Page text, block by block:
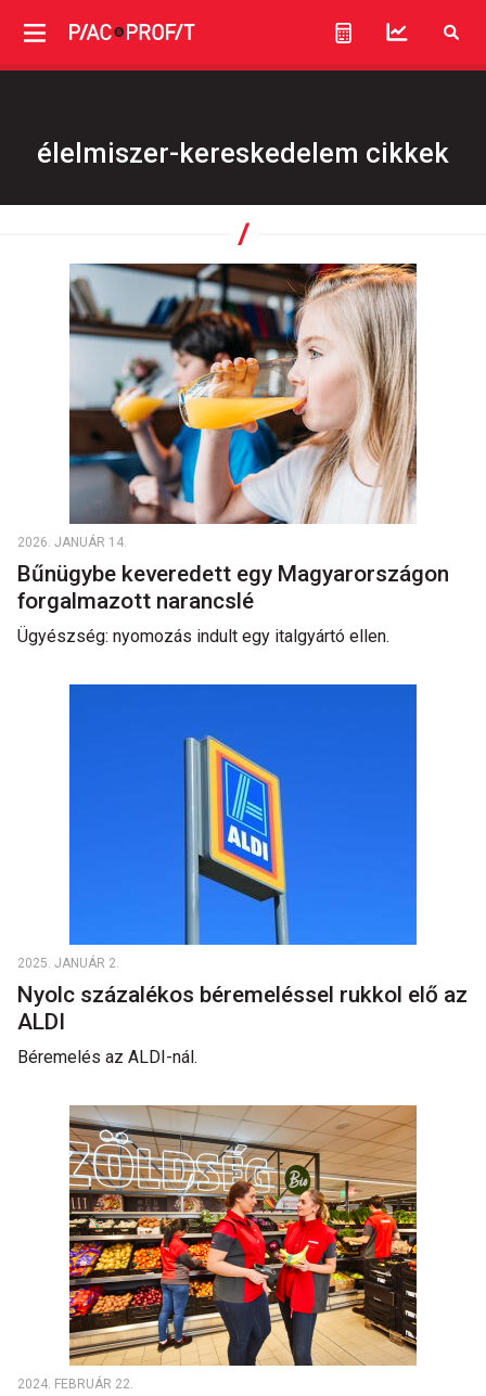
élelmiszer-kereskedelem cikkek
2026. JANUÁR 14.
Bűnügybe keveredett egy Magyarországon
forgalmazott narancslé
Ügyészség: nyomozás indult egy italgyártó ellen.
2025. JANUÁR 2.
Nyolc százalékos béremeléssel rukkol elő az
ALDI
Béremelés az ALDI-nál.
2024. FEBRUÁR 22.